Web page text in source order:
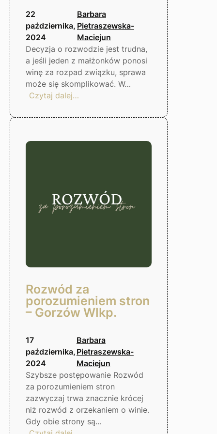
22
października,
2024
Barbara
Pietraszewska-
Maciejun
Decyzja o rozwodzie jest trudna,
a jeśli jeden z małżonków ponosi
winę za rozpad związku, sprawa
może się skomplikować. W…
Czytaj dalej…
z
małżonka
Gorzów
Wlkp.
Rozwód za
porozumieniem stron
– Gorzów Wlkp.
17
października,
2024
Barbara
Pietraszewska-
Maciejun
Szybsze postępowanie Rozwód
za porozumieniem stron
zazwyczaj trwa znacznie krócej
niż rozwód z orzekaniem o winie.
Gdy obie strony są…